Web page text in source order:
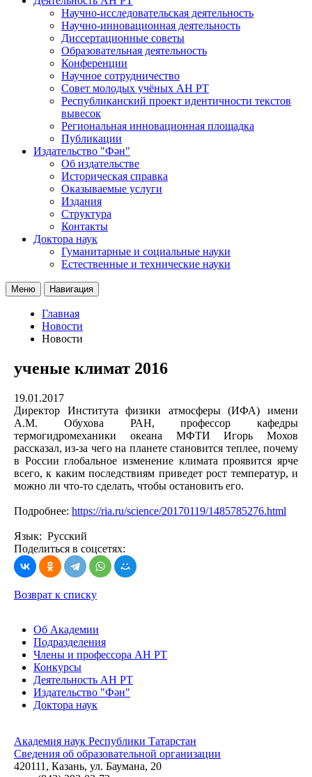
Научно-исследовательская деятельность
Научно-инновационная деятельность
Диссертационные советы
Образовательная деятельность
Конференции
Научное сотрудничество
Совет молодых учёных АН РТ
Республиканский проект идентичности текстов
вывесок
Региональная инновационная площадка
Публикации
Издательство "Фән"
Об издательстве
Историческая справка
Оказываемые услуги
Издания
Структура
Контакты
Доктора наук
Гуманитарные и социальные науки
Естественные и технические науки
Меню Навигация
Главная
Новости
Новости
ученые климат 2016
19.01.2017
Директор Института физики атмосферы (ИФА) имени
А.М. Обухова РАН, профессор кафедры
термогидромеханики океана МФТИ Игорь Мохов
рассказал, из-за чего на планете становится теплее, почему
в России глобальное изменение климата проявится ярче
всего, к каким последствиям приведет рост температур, и
можно ли что-то сделать, чтобы остановить его.
Подробнее: https://ria.ru/science/20170119/1485785276.html
Язык: Русский
Поделиться в соцсетях:
Возврат к списку
Об Академии
Подразделения
Члены и профессора АН РТ
Конкурсы
Деятельность АН РТ
Издательство "Фән"
Доктора наук
Академия наук Республики Татарстан
Сведения об образовательной организации
420111, Казань, ул. Баумана, 20